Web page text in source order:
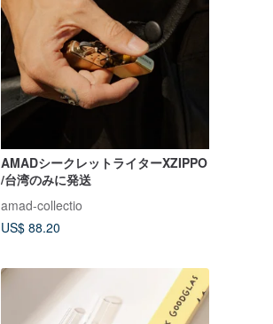
AMADシークレットライターXZIPPO
/台湾のみに発送
amad-collectio
US$ 88.20